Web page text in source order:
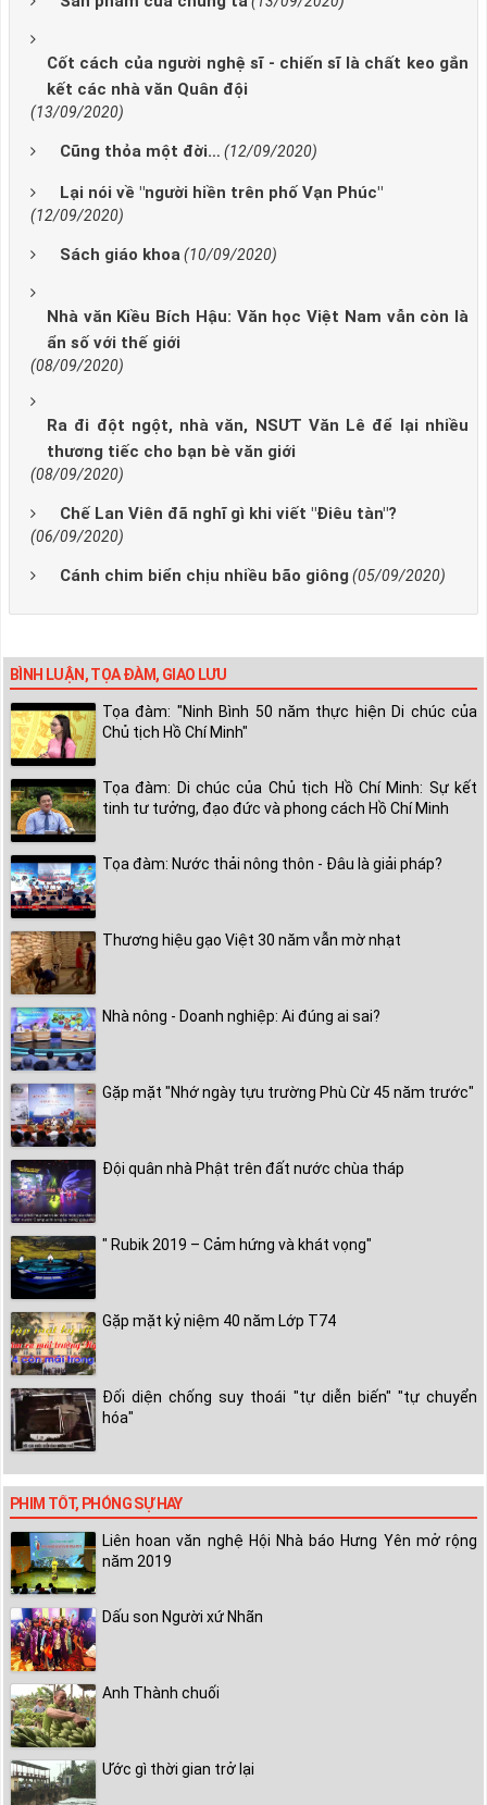
Cốt cách của người nghệ sĩ - chiến sĩ là chất keo gắn
kết các nhà văn Quân đội
(13/09/2020)
Cũng thỏa một đời… (12/09/2020)
Lại nói về "người hiền trên phố Vạn Phúc"
(12/09/2020)
Sách giáo khoa(10/09/2020)
Nhà văn Kiều Bích Hậu: Văn học Việt Nam vẫn còn là
ẩn số với thế giới
(08/09/2020)
Ra đi đột ngột, nhà văn, NSƯT Văn Lê để lại nhiều
thương tiếc cho bạn bè văn giới
(08/09/2020)
Chế Lan Viên đã nghĩ gì khi viết "Điêu tàn"?
(06/09/2020)
Cánh chim biển chịu nhiều bão giông (05/09/2020)
BÌNH LUẬN, TỌA ĐÀM, GIAO LƯU
Tọa đàm: "Ninh Bình 50 năm thực hiện Di chúc của
Chủ tịch Hồ Chí Minh"
Tọa đàm: Di chúc của Chủ tịch Hồ Chí Minh: Sự kết
tinh tư tưởng, đạo đức và phong cách Hồ Chí Minh
Tọa đàm: Nước thải nông thôn - Đâu là giải pháp?
Thương hiệu gạo Việt 30 năm vẫn mờ nhạt
Nhà nông - Doanh nghiệp: Ai đúng ai sai?
Gặp mặt "Nhớ ngày tựu trường Phù Cừ 45 năm trước"
Đội quân nhà Phật trên đất nước chùa tháp
" Rubik 2019 – Cảm hứng và khát vọng"
Gặp mặt kỷ niệm 40 năm Lớp T74
Đối diện chống suy thoái "tự diễn biến" "tự chuyển
hóa"
PHIM TỐT, PHÓNG SỰ HAY
Liên hoan văn nghệ Hội Nhà báo Hưng Yên mở rộng
năm 2019
Dấu son Người xứ Nhãn
Anh Thành chuối
Ước gì thời gian trở lại